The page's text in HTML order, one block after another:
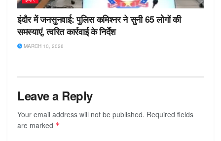
इंदौर में जनसुनवाई: पुलिस कमिश्नर ने सुनी 65 लोगों की
समस्याएं, त्वरित कार्रवाई के निर्देश
MARCH 10, 2026
Leave a Reply
Your email address will not be published. Required fields
are marked *